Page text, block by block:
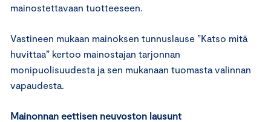
mainostettavaan tuotteeseen.
Vastineen mukaan mainoksen tunnuslause ”Katso mitä
huvittaa” kertoo mainostajan tarjonnan
monipuolisuudesta ja sen mukanaan tuomasta valinnan
vapaudesta.
Mainonnan eettisen neuvoston lausunt